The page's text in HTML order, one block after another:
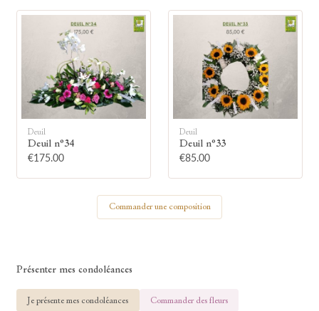
Allumez une bougie
Montrez votre soutien à la famille en
allumant symboliquement une bougie.
Votre prénom
Deuil
Deuil n°34
€175.00
Deuil
Deuil n°33
€85.00
Commander une composition
Présenter mes condoléances
Je présente mes condoléances Commander des fleurs